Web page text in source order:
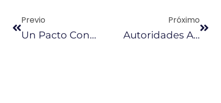
Previo
Un Pacto Con Empresarios Ausentes
Próximo
Autoridades Anuncian Controles Para Evitar Especulación Por Aplicación De Tasa Aduanera